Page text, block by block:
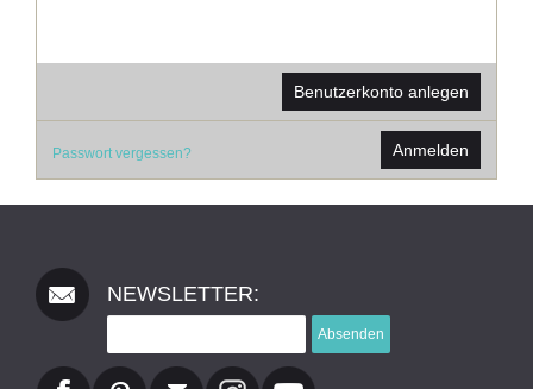
Benutzerkonto anlegen
Passwort vergessen? Anmelden
NEWSLETTER:
Absenden